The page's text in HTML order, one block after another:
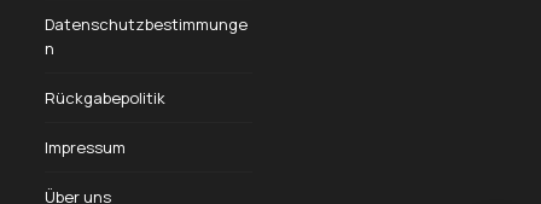
Datenschutzbestimmunge
n
Rückgabepolitik
Impressum
Über uns